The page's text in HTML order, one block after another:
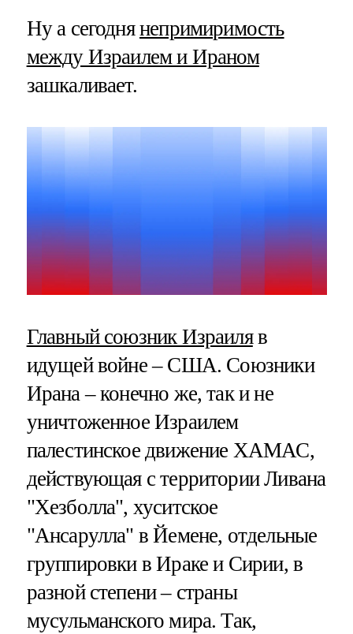
Ну а сегоднянепримиримость
между Израилем и Ираном
зашкаливает.
Главный союзник Израиляв
идущей войне – США. Союзники
Ирана – конечно же, так и не
уничтоженное Израилем
палестинское движение ХАМАС,
действующая с территории Ливана
"Хезболла", хуситское
"Ансарулла" в Йемене, отдельные
группировки в Ираке и Сирии, в
разной степени – страны
мусульманского мира. Так,